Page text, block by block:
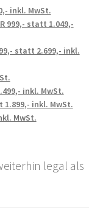
inkl. MwSt.
999,- statt 1.049,-
statt 2.699,- inkl.
inkl. MwSt.
1.899,- inkl. MwSt.
MwSt.
legal als